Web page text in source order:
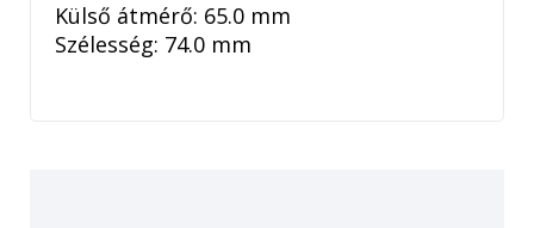
Külső átmérő: 65.0 mm
Szélesség: 74.0 mm